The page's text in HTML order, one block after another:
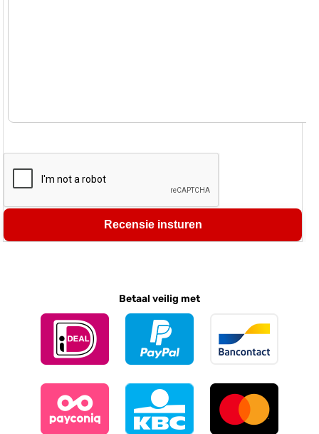
Recensie insturen
Betaal veilig met